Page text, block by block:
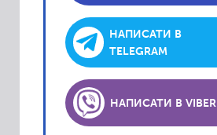
Kleber
Lassa
Laufenn
Matador
Platin
НАПИСАТИ В
TELEGRAM
НАПИСАТИ В VIBER